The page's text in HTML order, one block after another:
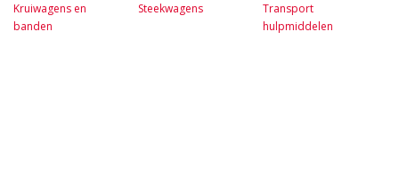
Kruiwagens en
banden
Steekwagens
Transport
hulpmiddelen